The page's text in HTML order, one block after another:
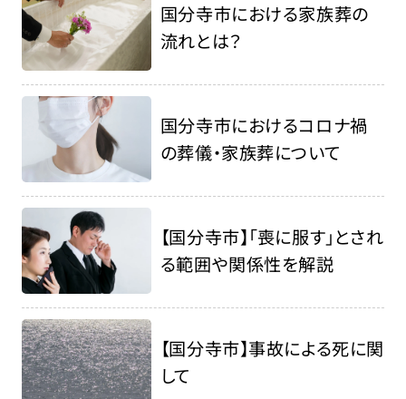
国分寺市における家族葬の
流れとは？
国分寺市におけるコロナ禍
の葬儀・家族葬について
【国分寺市】「喪に服す」とされ
る範囲や関係性を解説
【国分寺市】事故による死に関
して